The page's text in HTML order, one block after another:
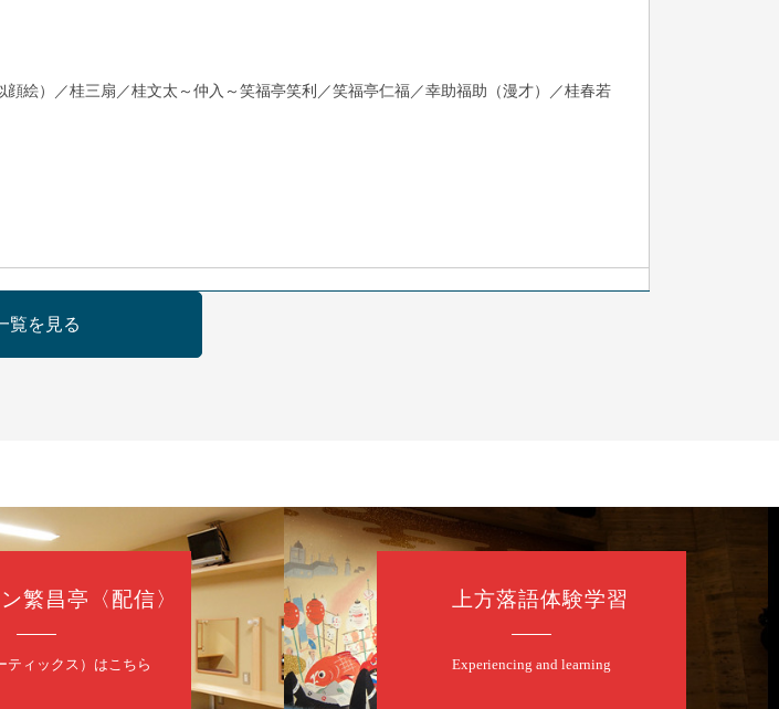
絵）／桂三扇／桂文太～仲入～笑福亭笑利／笑福亭仁福／幸助福助（漫才）／桂春若
（音曲漫才）※／笑福亭三喬／桂米二～仲入～桂咲之輔／林家染団治／渡辺あきら
覧を見る
繁昌亭〈配信〉
ティックス）はこちら
上方落語体験学習
Experiencing and learning